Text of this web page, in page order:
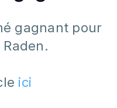
gagnant pour
Raden.
ici